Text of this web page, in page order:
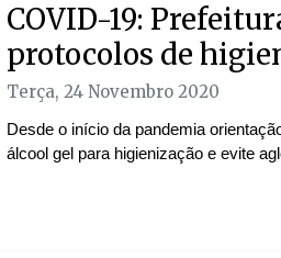
COVID-19:
protocolos de
Terça, 24 Novembro 2020
Desde o início da pandemia
álcool gel para higienização e evite